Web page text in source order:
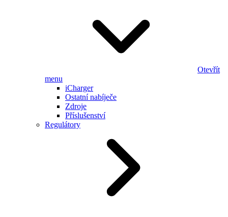
Otevřít
menu
iCharger
Ostatní nabíječe
Zdroje
Příslušenství
Regulátory